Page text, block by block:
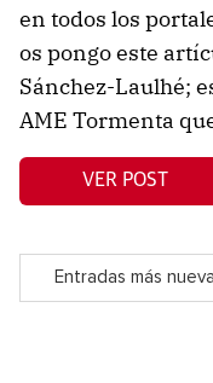
en todos los
os pongo este
Sánchez-Laulhé;
AME Tormenta
VER POST
Entradas más